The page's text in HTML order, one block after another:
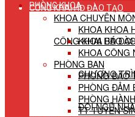
CÔNG KHAI HĐ ĐÀO TẠO
CÔNG KHAI HĐ
CHƯƠNG
ĐỘI NGŨ
PHÒNG KHOA
KHOA CHUYÊN
KHOA KHOA
KHOA BÁO
KHOA CÔNG
PHÒNG BAN
PHÒNG ĐÀO
PHÒNG ĐẢM
PHÒNG
TT TUYỂN